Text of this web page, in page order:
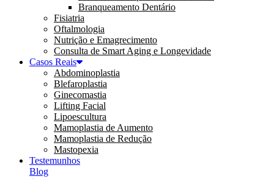
Branqueamento Dentário
Fisiatria
Oftalmologia
Nutrição e Emagrecimento
Consulta de Smart Aging e Longevidade
Casos Reais
Abdominoplastia
Blefaroplastia
Ginecomastia
Lifting Facial
Lipoescultura
Mamoplastia de Aumento
Mamoplastia de Redução
Mastopexia
Testemunhos
Blog